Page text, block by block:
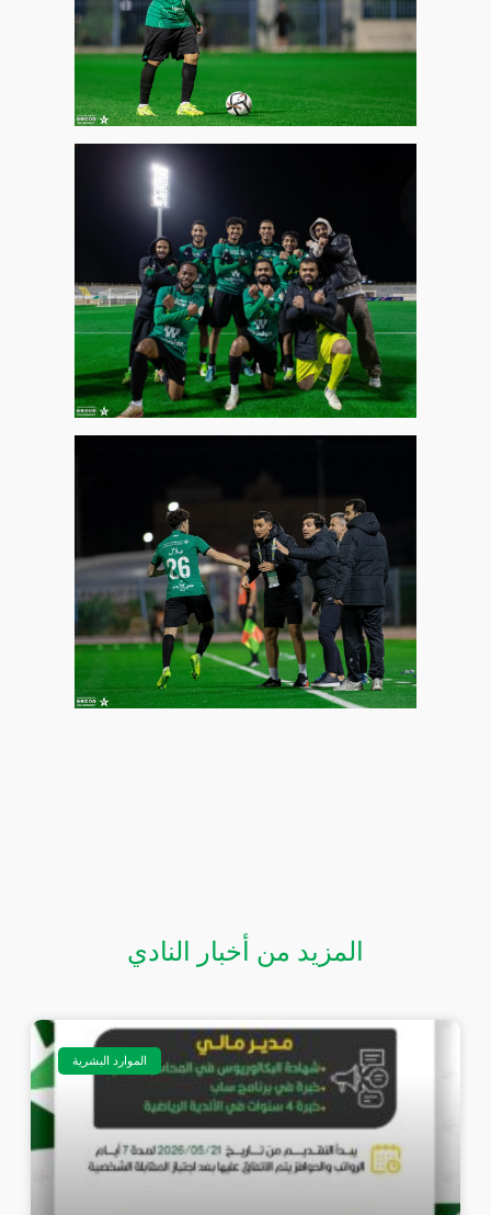
المزيد من أخبار النادي
الموارد البشرية